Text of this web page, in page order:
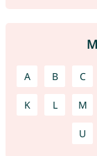
A B C
K L M
U